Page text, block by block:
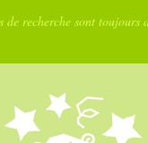
recherche sont